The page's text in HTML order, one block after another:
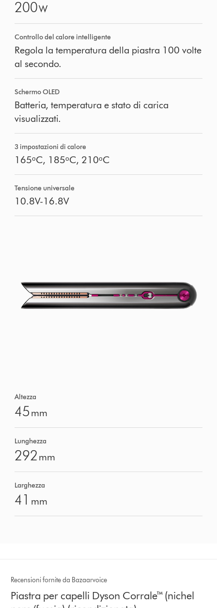
200W
Controllo del calore intelligente
Regola la temperatura della piastra 100 volte
al secondo.
Schermo OLED
Batteria, temperatura e stato di carica
visualizzati.
3 impostazioni di calore
165ᵒC, 185ᵒC, 210ᵒC
Tensione universale
10.8V-16.8V
Altezza
45 mm
Lunghezza
292 mm
Larghezza
41 mm
Recensioni fornite da Bazaarvoice
Piastra per capelli Dyson Corrale™ (nichel